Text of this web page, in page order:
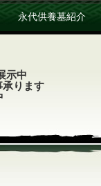
永代供養墓紹介
示中
ります